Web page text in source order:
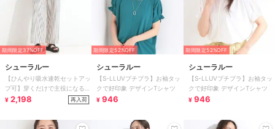
期間限定37%OFF
シューラルー
【ひんやり吸水速乾セットアッ
プ可】穿くだけで主役になる
サッカーストライプイージーパ
¥ 2,198 再入荷
期間限定52%OFF
シューラルー
【S-LLUVプチプラ】お袖タッ
クで好印象 デザインTシャツ
¥ 946
期間限定52%OFF
シューラルー
【S-LLUVプチプラ】お袖タッ
クで好印象 デザインTシャツ
¥ 946